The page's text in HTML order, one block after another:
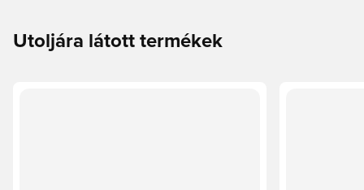
Utoljára látott termékek